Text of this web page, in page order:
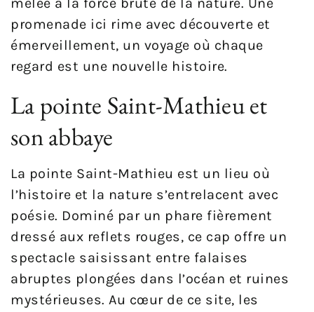
mêlée à la force brute de la nature. Une
promenade ici rime avec découverte et
émerveillement, un voyage où chaque
regard est une nouvelle histoire.
La pointe Saint-Mathieu et
son abbaye
La pointe Saint-Mathieu est un lieu où
l’histoire et la nature s’entrelacent avec
poésie. Dominé par un phare fièrement
dressé aux reflets rouges, ce cap offre un
spectacle saisissant entre falaises
abruptes plongées dans l’océan et ruines
mystérieuses. Au cœur de ce site, les